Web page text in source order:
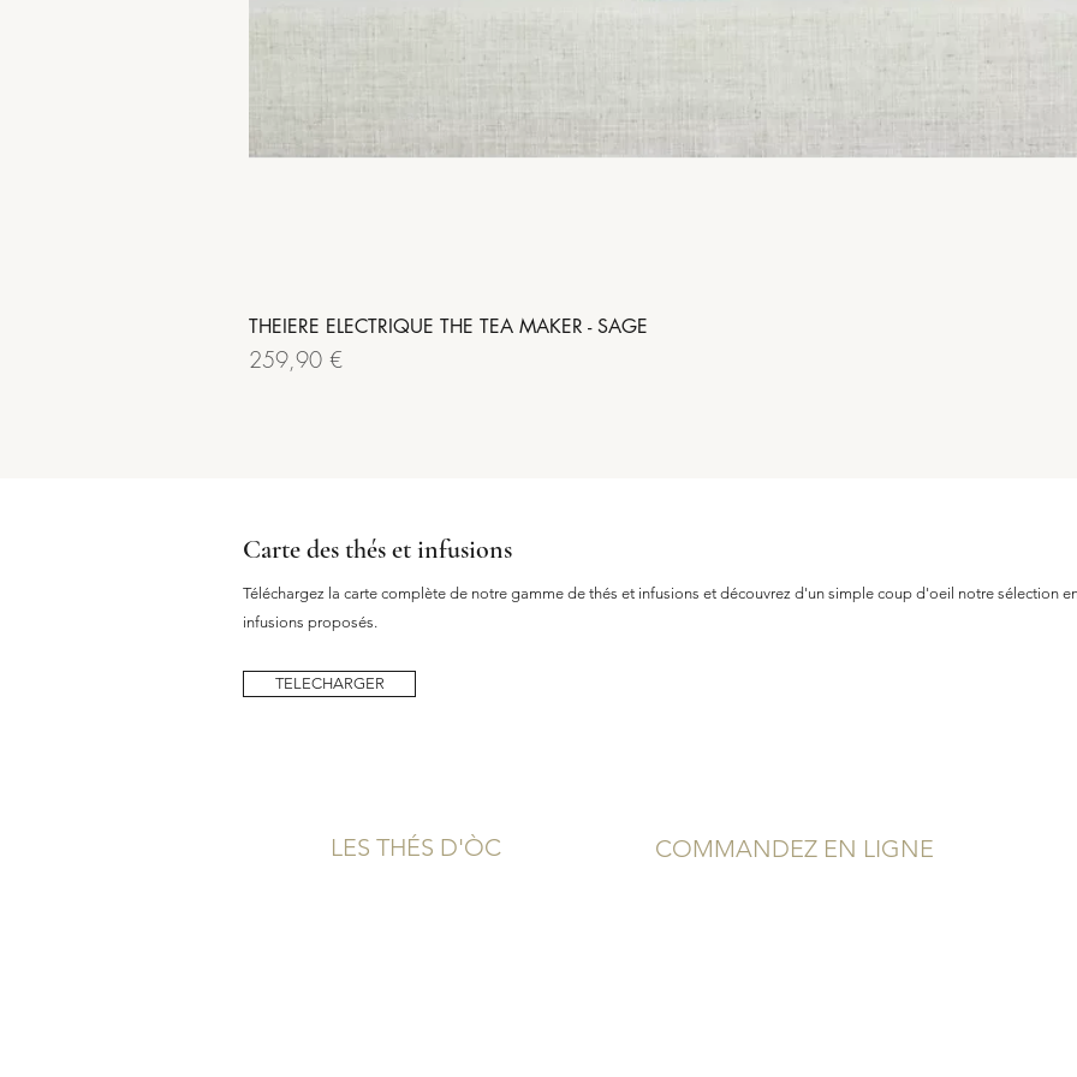
THEIERE ELECTRIQUE THE TEA MAKER - SAGE
Prix
259,90 €
Carte des thés et infusions
Téléchargez la carte complète de notre gamme de thés et infusions et découvrez d'un simple coup d'oeil notre sélection
infusions proposés.
TELECHARGER
LES THÉS D'ÒC COMMANDEZ EN LIGNE